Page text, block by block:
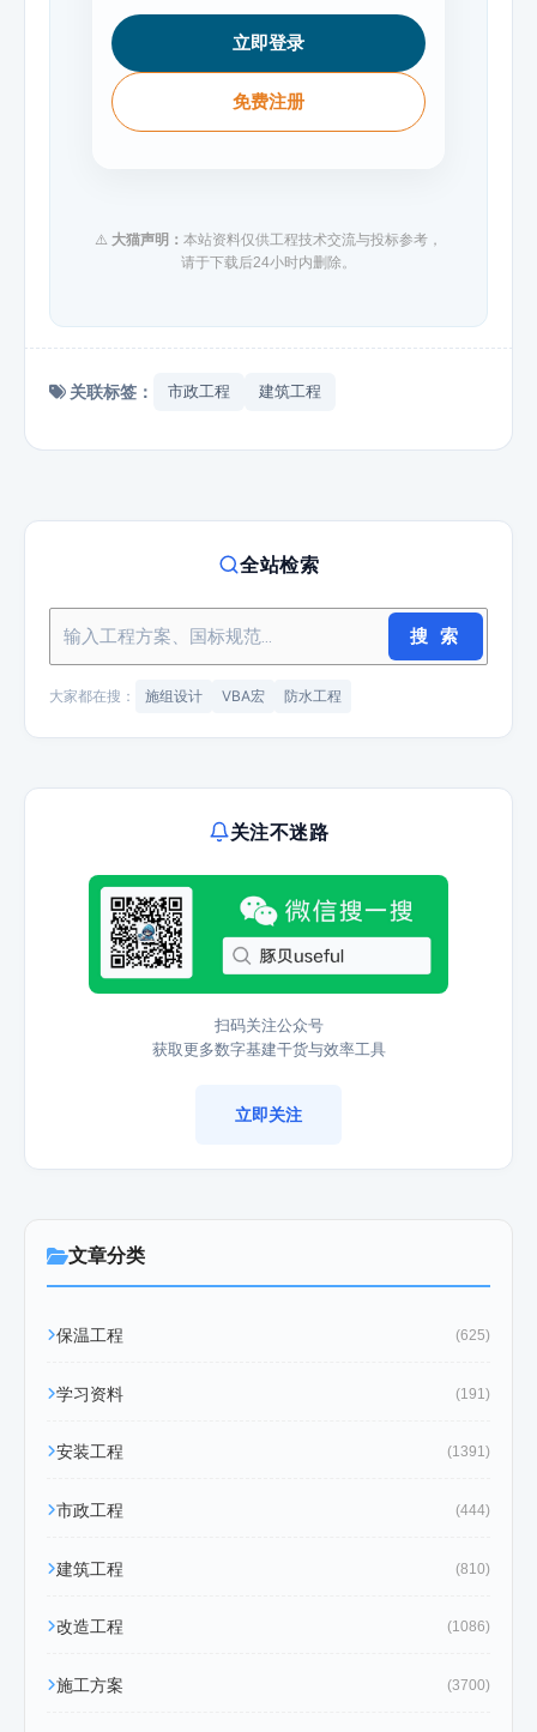
立即登录
免费注册
⚠️ 大猫声明： 本站资料仅供工程技术交流与投标参考，
请于下载后24小时内删除。
关联标签： 市政工程 建筑工程
全站检索
搜 索
大家都在搜： 施组设计 VBA宏 防水工程
关注不迷路
扫码关注公众号
获取更多数字基建干货与效率工具
立即关注
文章分类
保温工程 (625)
学习资料 (191)
安装工程 (1391)
市政工程 (444)
建筑工程 (810)
改造工程 (1086)
施工方案 (3700)